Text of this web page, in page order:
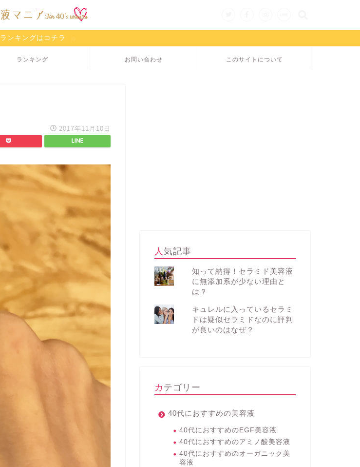
ランキングはコチラ
ランキング お問い合わせ このサイトについて
2017年11月10日
人気記事
知って納得！セラミド美容液
に無添加系が少ない理由と
は？
キュレルに入っているセラミ
ドは疑似セラミドなのに評判
が良いのはなぜ？
カテゴリー
40代におすすめの美容液
40代におすすめのEGF美容液
40代におすすめのアミノ酸美容液
40代におすすめのオーガニック美
容液